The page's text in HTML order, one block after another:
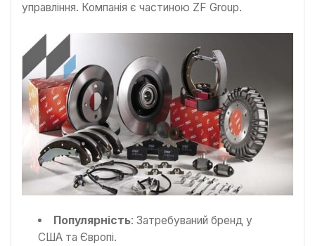
управління. Компанія є частиною ZF Group.
Популярність: Затребуваний бренд у
США та Європі.